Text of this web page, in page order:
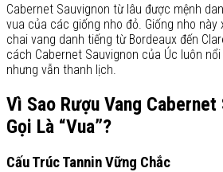
Cabernet Sauvignon từ lâu được mệnh
vua của các giống nho đỏ. Giống nho này
chai vang danh tiếng từ Bordeaux đến
cách Cabernet Sauvignon của Úc luôn
nhưng vẫn thanh lịch.
Vì Sao Rượu Vang
Gọi Là “Vua”?
Cấu Trúc Tannin Vững Chắc